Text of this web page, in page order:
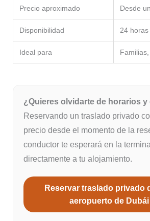
Precio aproximado Desde
Disponibilidad 24 horas
Ideal para
¿Quieres olvidarte de horarios y
Reservando un traslado privado
precio desde el momento de la
conductor te esperará en la
directamente a tu alojamiento.
Reservar traslado privado
aeropuerto de Dubái